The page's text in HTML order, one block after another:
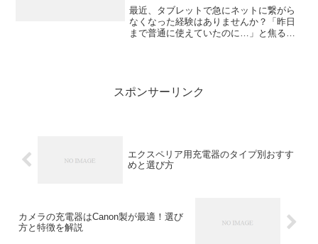
最近、タブレットで急にネットに繋がら
なくなった経験はありませんか？「昨日
まで普通に使えていたのに…」と焦る瞬
スポンサーリンク
エクスペリア用充電器のタイプ別おすす
めと選び方
カメラの充電器はCanon製が最適！選び
方と特徴を解説